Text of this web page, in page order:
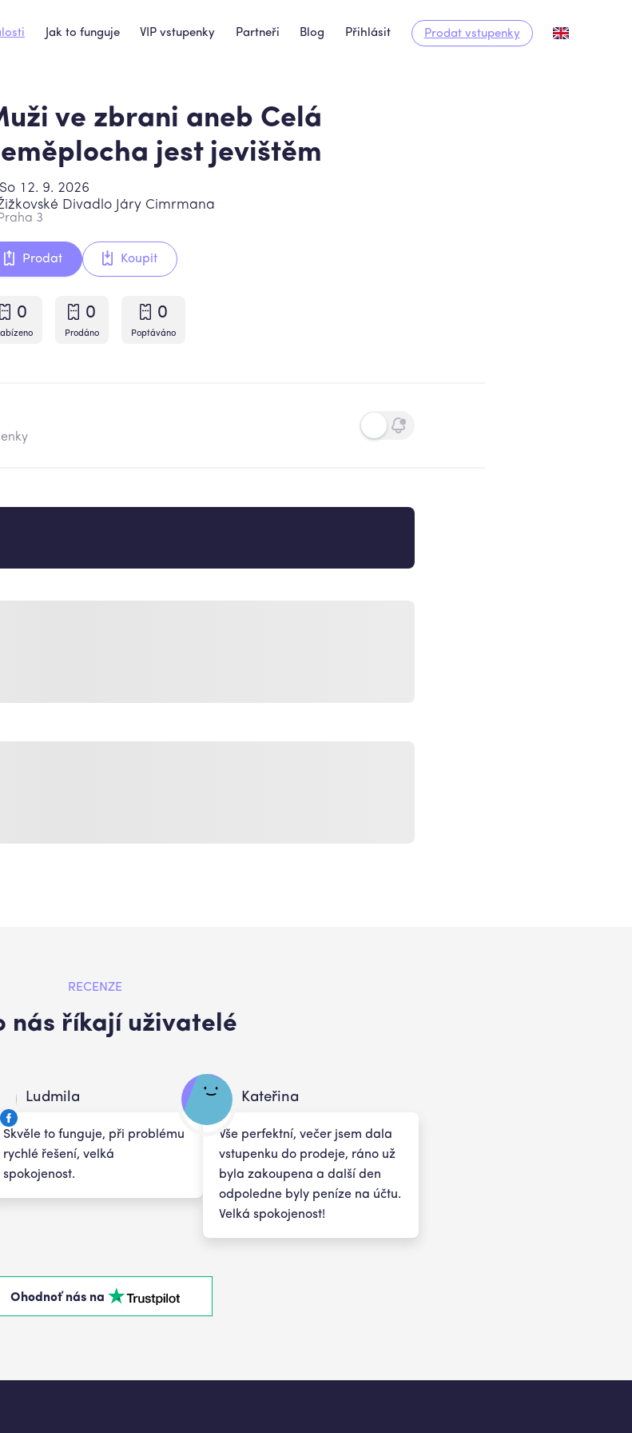
Jak to funguje VIP vstupenky Partneři Blog Přihlásit Prodat vstupenky
ve zbrani aneb Celá
jest jevištěm
12. 9. 2026
Divadlo Járy Cimrmana
3
Prodat Koupit
0 0
Prodáno
0
Poptáváno
RECENZE
nás říkají uživatelé
Ludmila
Skvěle to funguje, při problému
rychlé řešení, velká
spokojenost.
Kateřina
Vše perfektní, večer jsem dala
vstupenku do prodeje, ráno už
byla zakoupena a další den
odpoledne byly peníze na účtu.
Velká spokojenost!
Ohodnoť nás na